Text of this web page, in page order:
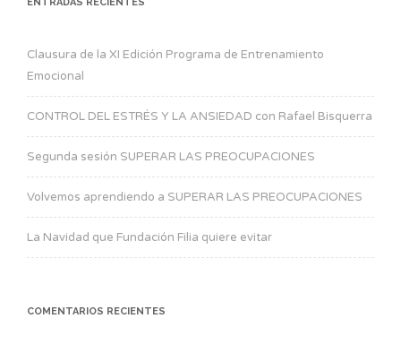
Clausura de la XI Edición Programa de Entrenamiento
Emocional
CONTROL DEL ESTRÉS Y LA ANSIEDAD con Rafael Bisquerra
Segunda sesión SUPERAR LAS PREOCUPACIONES
Volvemos aprendiendo a SUPERAR LAS PREOCUPACIONES
La Navidad que Fundación Filia quiere evitar
COMENTARIOS RECIENTES